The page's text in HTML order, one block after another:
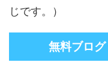
じです。）
無料ブロ